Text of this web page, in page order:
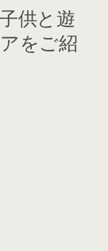
供と遊
をご紹